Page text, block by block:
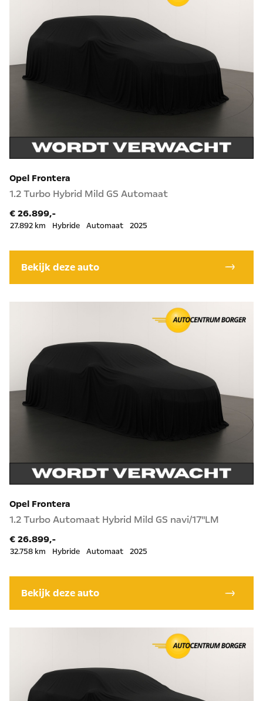
Opel Frontera
1.2 Turbo Hybrid Mild GS Automaat
€ 26.899,-
27.892 km Hybride Automaat 2025
Bekijk deze auto
Opel Frontera
1.2 Turbo Automaat Hybrid Mild GS navi/17"LM
€ 26.899,-
32.758 km Hybride Automaat 2025
Bekijk deze auto